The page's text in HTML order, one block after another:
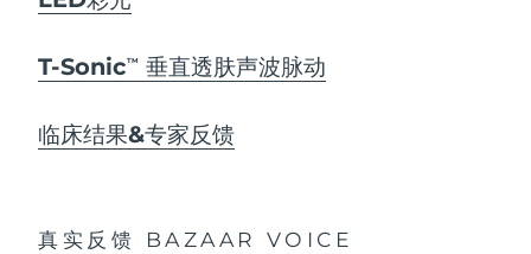
T-SonicTM 垂直透肤声波脉动
临床结果&专家反馈
真实反馈 BAZAAR VOICE